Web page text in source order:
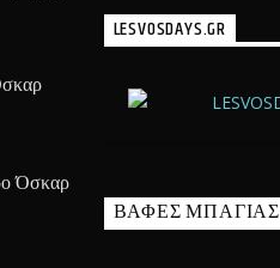
Όσκαρ
LESVOSDAYS.GR
ΒΑΦΕΣ ΜΠΑΓΙΑΣ